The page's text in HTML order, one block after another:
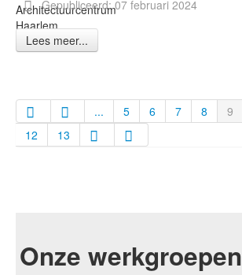
Architectuurcentrum
Haarlem
Gepubliceerd: 07 februari 2024
Lees meer...
...
5 6 7 8 9
12
13
Onze werkgroepen